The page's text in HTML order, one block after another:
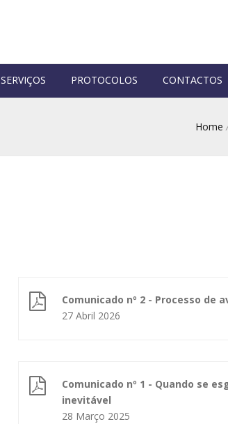
SERVIÇOS PROTOCOLOS CONTACTOS
Home
Comunicado nº 2 - Processo de
27 Abril 2026
Comunicado nº 1 - Quando se
inevitável
28 Março 2025